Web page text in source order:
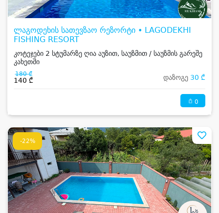
ლაგოდეხის სათევზაო რეზორტი • LAGODEKHI
FISHING RESORT
კოტეჯები 2 სტუმარზე ღია აუზით, საუზმით / საუზმის გარეშე
კახეთში
180 ₾
140 ₾ დაზოგე 30 ₾
0
-22%